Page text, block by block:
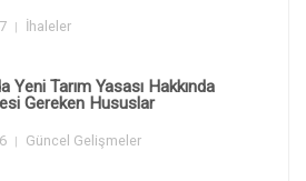
İhaleler
Yeni Tarım Yasası Hakkında
Gereken Hususlar
Güncel Gelişmeler